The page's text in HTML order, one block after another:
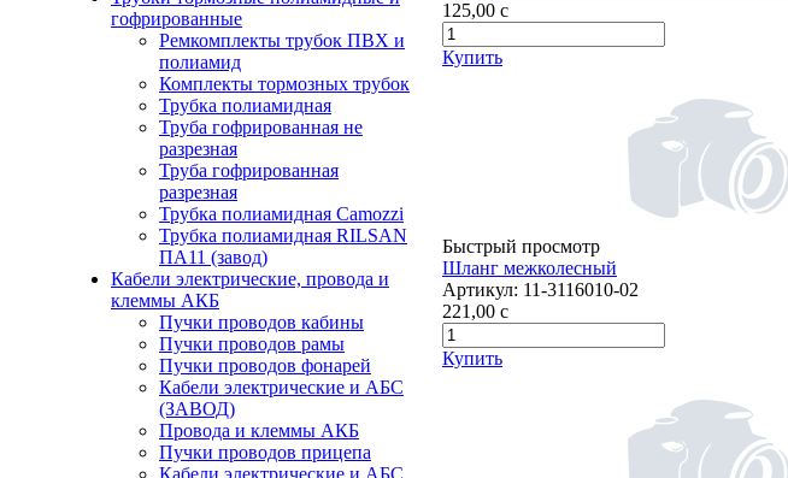
гофрированные
Ремкомплекты трубок ПВХ и
полиамид
Комплекты тормозных трубок
Трубка полиамидная
Труба гофрированная не
разрезная
Труба гофрированная
разрезная
Трубка полиамидная Camozzi
Трубка полиамидная RILSAN
ПА11 (завод)
Кабели электрические, провода и
клеммы АКБ
Пучки проводов кабины
Пучки проводов рамы
Пучки проводов фонарей
Кабели электрические и АБС
(ЗАВОД)
Провода и клеммы АКБ
Пучки проводов прицепа
Кабели электрические и АБС
125,00 c
Купить
Быстрый просмотр
Шланг межколесный
Артикул: 11-3116010-02
221,00 c
Купить